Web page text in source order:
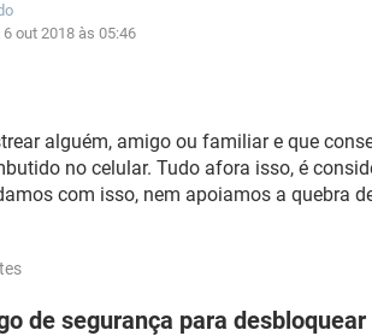
out 2018 às 05:46
alguém, amigo ou familiar e que
no celular. Tudo afora isso, é
com isso, nem apoiamos a quebra
de segurança para